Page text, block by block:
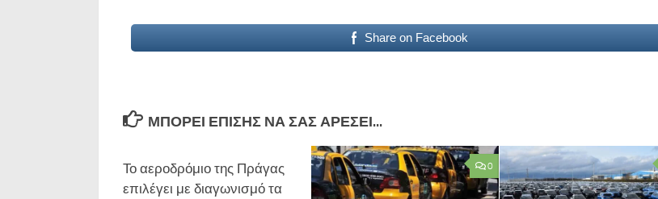
Share on Facebook
ΜΠΟΡΕΊ ΕΠΊΣΗΣ ΝΑ ΣΑΣ ΑΡΈΣΕΙ...
Το αεροδρόμιο της Πράγας
επιλέγει με διαγωνισμό τα
0